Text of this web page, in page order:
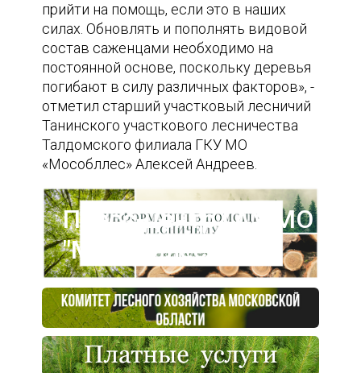
прийти на помощь, если это в наших
силах. Обновлять и пополнять видовой
состав саженцами необходимо на
постоянной основе, поскольку деревья
погибают в силу различных факторов», -
отметил старший участковый лесничий
Танинского участкового лесничества
Талдомского филиала ГКУ МО
«Мособллес» Алексей Андреев.
Пресс-центр ГАУ МО
"Мособллес"